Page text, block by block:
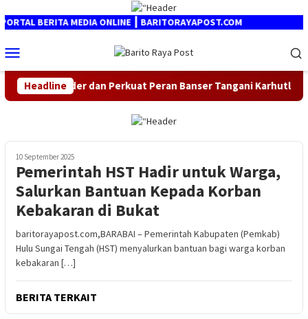
keMEDIA ONLINE ┃ BARITORAYAPOST.COM
Mobile
Headline
Perkuat Peran Banser Tangani Karhutla Kapolda
10 September 2025
Pemerintah HST Hadir untuk Warga,
Salurkan Bantuan Kepada Korban
Kebakaran di Bukat
baritorayapost.com,BARABAI – Pemerintah Kabupaten (Pemkab)
Hulu Sungai Tengah (HST) menyalurkan bantuan bagi warga korban
kebakaran […]
BERITA TERKAIT